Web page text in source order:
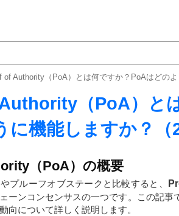
of Authority（PoA）とは何ですか？PoAはどの
（PoA）と
に機能しますか？（
（PoA）の概要
プルーフオブステークと比較すると、
ーンコンセンサスの一つです。この記事
向について詳しく説明します。